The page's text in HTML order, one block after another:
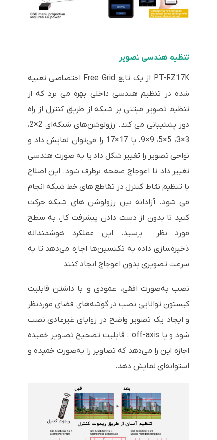
تنظیم هندسی تصویر
PT-RZ17K از یک تابع Free Grid اختصاصی تعبیه
شده در تنظیم هندسی داخلی بهره می برد که از
تنظیم تصویر مبتنی بر شبکه از طریق کنترل از راه
دور پشتیبانی می کند. رزولوشن‌های شبکه‌ای 2×2،
3×3، 5×5، 9×9، یا 17×17 را می‌توان نمایش داد و
نواحی تصویر را تغییر شکل داد یا به صورت هندسی
تغییر داد تا اعوجاج صفحه برطرف شود. این اصلاح
با تنظیم نقاط کنترل در تقاطع های خط شبکه انجام
می شود. آزادانه بین رزولوشن های شبکه حرکت
کنید تا بدون از دست دادن پیشرفت کار، به سطح
مورد نظر برسید. این عملکرد هوشمندانه
ذخیره‌سازی داده به تکنسین‌ها اجازه می‌دهد تا به
سرعت تصویری بدون اعوجاج ایجاد کنند.
نصب به‌صورت افقی، عمودی و با داشتن قابلیت
کیستون توانایی نصب در گوشه‌های فضای موردنظر
و ایجاد یک تصویر واضح در زوایای غیرعادی نصب
شود و یا off-axis . قابلیت تصحیح تصاویر خمیده
اجازه این را می‌دهد که تصاویر را به‌صورت خمیده و
استوانه‌ای نمایش دهد.